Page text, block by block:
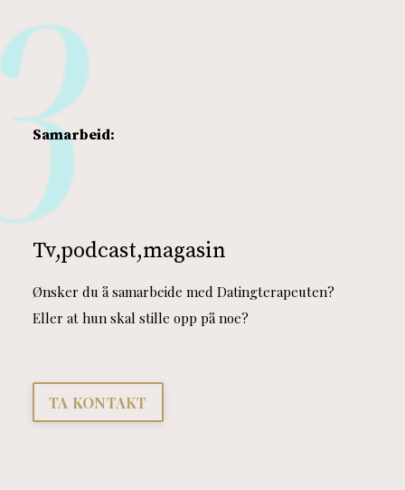
Samarbeid:
Tv,podcast,magasin
Ønsker du å samarbeide med Datingterapeuten?
Eller at hun skal stille opp på noe?
TA KONTAKT